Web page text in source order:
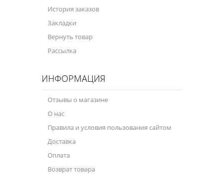
История заказов
Закладки
Вернуть товар
Рассылка
ИНФОРМАЦИЯ
Отзывы о магазине
О нас
Правила и условия пользования сайтом
Доставка
Оплата
Возврат товара